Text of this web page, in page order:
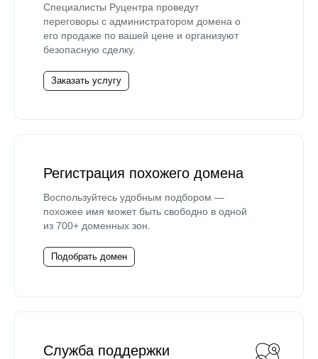
Специалисты Руцентра проведут
переговоры с администратором домена о
его продаже по вашей цене и организуют
безопасную сделку.
Заказать услугу
Регистрация похожего домена
Воспользуйтесь удобным подбором —
похожее имя может быть свободно в одной
из 700+ доменных зон.
Подобрать домен
Служба поддержки